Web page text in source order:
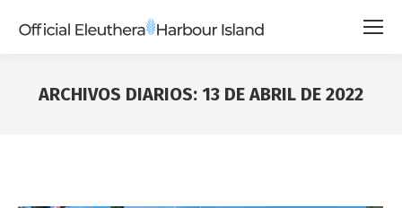
ARCHIVOS DIARIOS: 13 DE ABRIL DE 2022